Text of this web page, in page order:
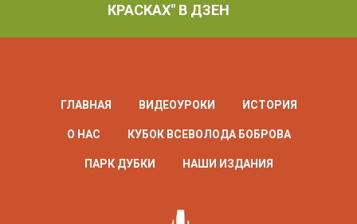
КРАСКАХ" В ДЗЕН
ГЛАВНАЯ ВИДЕОУРОКИ ИСТОРИЯ
О НАС КУБОК ВСЕВОЛОДА БОБРОВА
ПАРК ДУБКИ НАШИ ИЗДАНИЯ